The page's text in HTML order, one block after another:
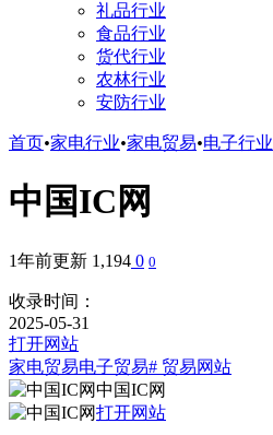
礼品行业
食品行业
货代行业
农林行业
安防行业
首页•家电行业•家电贸易•电子行业
中国IC网
1年前更新 1,194 0 0
收录时间：
2025-05-31
打开网站
家电贸易电子贸易# 贸易网站
中国IC网
打开网站